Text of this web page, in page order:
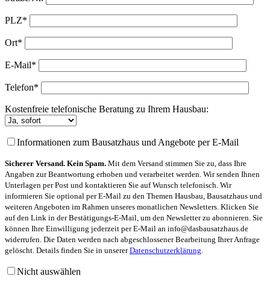
PLZ*
Ort*
E-Mail*
Telefon*
Kostenfreie telefonische Beratung zu Ihrem Hausbau:
Informationen zum Bausatzhaus und Angebote per E-Mail
Sicherer Versand. Kein Spam. Mit dem Versand stimmen Sie zu, dass Ihre
Angaben zur Beantwortung erhoben und verarbeitet werden. Wir senden Ihnen
Unterlagen per Post und kontaktieren Sie auf Wunsch telefonisch. Wir
informieren Sie optional per E-Mail zu den Themen Hausbau, Bausatzhaus und
weiteren Angeboten im Rahmen unseres monatlichen Newsletters. Klicken Sie
auf den Link in der Bestätigungs-E-Mail, um den Newsletter zu abonnieren. Sie
können Ihre Einwilligung jederzeit per E-Mail an info@dasbausatzhaus.de
widerrufen. Die Daten werden nach abgeschlossener Bearbeitung Ihrer Anfrage
gelöscht. Details finden Sie in unsererDatenschutzerklärung
Nicht auswählen